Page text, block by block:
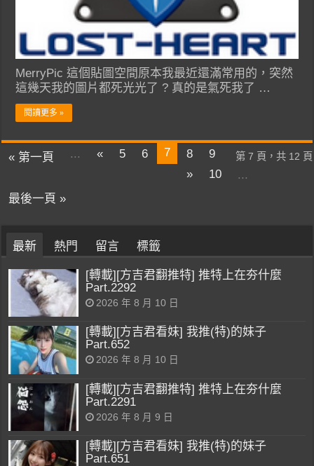
MerryPic 這個貼圖空間原本我最近還滿常用的，突然
這幾天我的圖片都死光光了 ? 真的是氣死我了 …
閱讀更多 »
第 7 頁，共 12 頁
« 第一頁 ... « 5 6 7 8
9
»
10
...
最後一頁 »
最新 熱門 留言 標籤
[轉載][方吉君翻推特] 推特上在夯什麼
Part.2292
2026 年 8 月 10 日
[轉載][方吉君看妹] 我推(特)的妹子
Part.652
2026 年 8 月 10 日
[轉載][方吉君翻推特] 推特上在夯什麼
Part.2291
2026 年 8 月 9 日
[轉載][方吉君看妹] 我推(特)的妹子
Part.651